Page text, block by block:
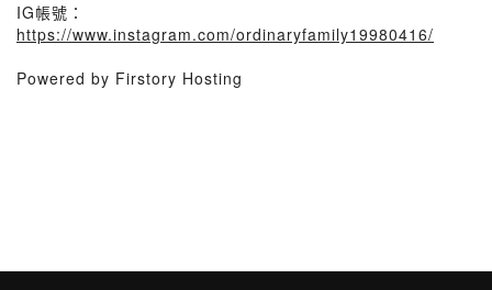
IG帳號：
https://www.instagram.com/ordinaryfamily19980416/
Powered by Firstory Hosting